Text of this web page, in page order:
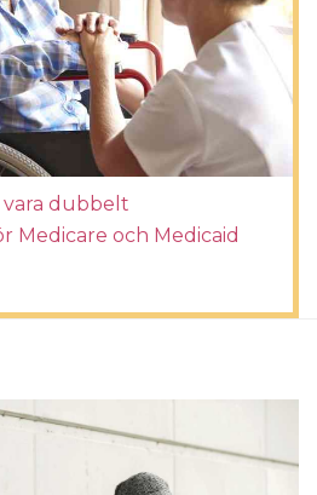
dubbelt
Medicare och Medicaid